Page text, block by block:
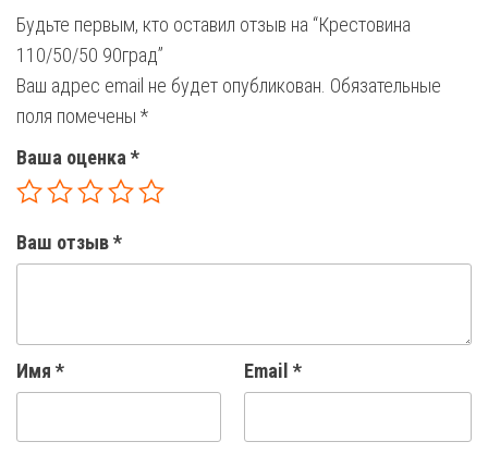
Будьте первым, кто оставил отзыв на “Крестовина
110/50/50 90град”
Ваш адрес email не будет опубликован. Обязательные
поля помечены *
Ваша оценка *
Ваш отзыв*
Имя * Email *